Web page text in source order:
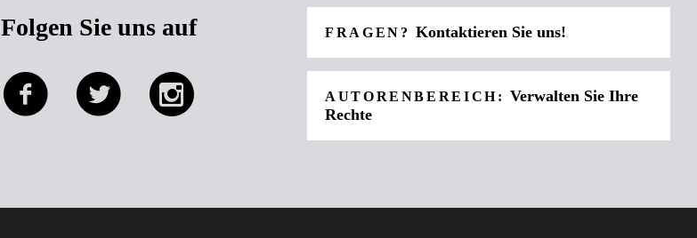
Folgen Sie uns auf FRAGEN?Kontaktieren Sie uns!
AUTORENBEREICH:Verwalten Sie Ihre
Rechte